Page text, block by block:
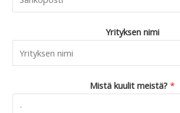
Yrityksen nimi
Mistä kuulit meistä? *